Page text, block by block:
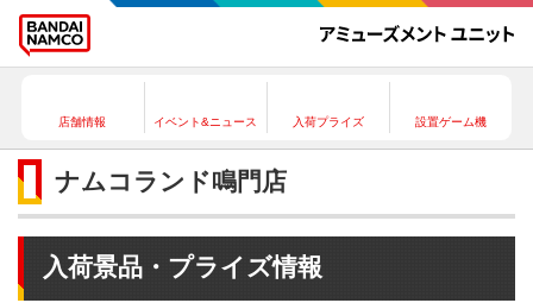
店舗情報 イベント&ニュース 入荷プライズ 設置ゲーム機
ナムコランド鳴門店
入荷景品・プライズ情報